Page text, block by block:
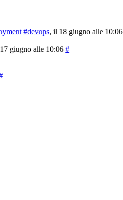
#devops, il 18 giugno alle 10:06
giugno alle 10:06 #